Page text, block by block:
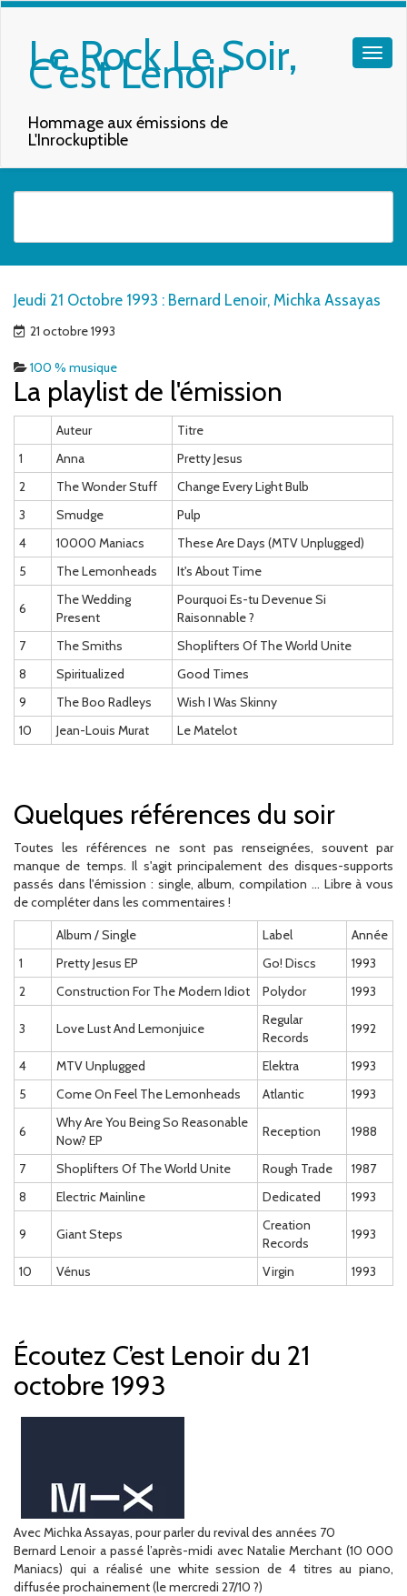
Le Rock Le Soir,
C'est Lenoir
Hommage aux émissions de
L'Inrockuptible
Jeudi 21 Octobre 1993 : Bernard Lenoir, Michka Assayas
21 octobre 1993
100 % musique
La playlist de l'émission
Auteur
Titre
1
Anna
Pretty Jesus
2
The Wonder Stuff
Change Every Light Bulb
3
Smudge
Pulp
4
10000 Maniacs
These Are Days (MTV Unplugged)
5
The Lemonheads It's About Time
6
The Wedding
Present
Pourquoi Es-tu Devenue Si
Raisonnable ?
7
The Smiths
Shoplifters Of The World Unite
8
Spiritualized
Good Times
9
The Boo Radleys
Wish I Was Skinny
10
Jean-Louis Murat Le Matelot
Quelques références du soir
Toutes les références ne sont pas renseignées, souvent par
manque de temps. Il s'agit principalement des disques-supports
passés dans l'émission : single, album, compilation ... Libre à vous
de compléter dans les commentaires !
Album / Single
Label
Année
1
Pretty Jesus EP Go! Discs
1993
2
Construction For The Modern Idiot Polydor 1993
3 Love Lust And Lemonjuice
Regular
Records
1992
4 MTV Unplugged Elektra
1993
5
Come On Feel The Lemonheads Atlantic 1993
6
Why Are You Being So Reasonable
Now? EP
Reception 1988
7 Shoplifters Of The World Unite Rough Trade
1987
8
Electric Mainline Dedicated 1993
9 Giant Steps
Creation
Records
1993
10 Vénus Virgin 1993
Écoutez C’est Lenoir du 21
octobre 1993
Avec Michka Assayas, pour parler du revival des années 70
Bernard Lenoir a passé l’après-midi avec Natalie Merchant (10 000
Maniacs) qui a réalisé une white session de 4 titres au piano,
diffusée prochainement (le mercredi 27/10 ?)